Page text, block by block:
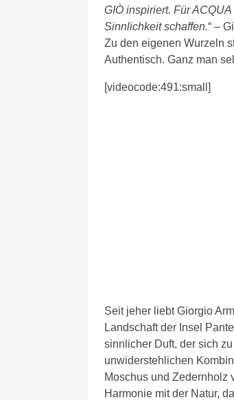
GIÒ inspiriert. Für
Sinnlichkeit schaffen.“ –
Zu den eigenen Wurzeln
Authentisch. Ganz man
[videocode:491:small]
Seit jeher liebt Giorgio
Landschaft der Insel
sinnlicher Duft, der sich
unwiderstehlichen
Moschus und Zedernholz
Harmonie mit der Natur,